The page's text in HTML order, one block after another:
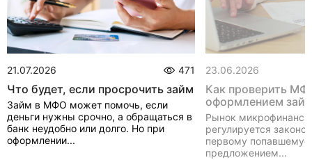
21.07.2026 471
Что будет, если просрочить займ
Займ в МФО может помочь, если
деньги нужны срочно, а обращаться в
банк неудобно или долго. Но при
оформлении...
23.06.2026
Как проверить
оформлением
Рынок
регулируется
первому
предложением...